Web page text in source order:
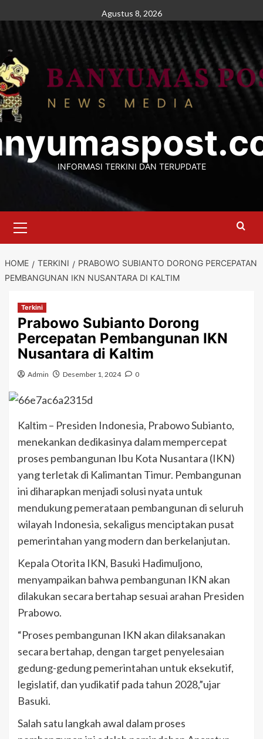
to
Agustus 8, 2026
INFORMASI TERKINI DAN TERUPDATE
Menu
HOME TERKINI
PRABOWO SUBIANTO DORONG PERCEPATAN
PEMBANGUNAN IKN NUSANTARA DI KALTIM
Terkini
Prabowo Subianto Dorong
Percepatan Pembangunan IKN
Nusantara di Kaltim
Admin Desember 1, 2024 0
Kaltim – Presiden Indonesia, Prabowo Subianto,
menekankan dedikasinya dalam mempercepat
proses pembangunan Ibu Kota Nusantara (IKN)
yang terletak di Kalimantan Timur. Pembangunan
ini diharapkan menjadi solusi nyata untuk
mendukung pemerataan pembangunan di seluruh
wilayah Indonesia, sekaligus menciptakan pusat
pemerintahan yang modern dan berkelanjutan.
Kepala Otorita IKN, Basuki Hadimuljono,
menyampaikan bahwa pembangunan IKN akan
dilakukan secara bertahap sesuai arahan Presiden
Prabowo.
“Proses pembangunan IKN akan dilaksanakan
secara bertahap, dengan target penyelesaian
gedung-gedung pemerintahan untuk eksekutif,
legislatif, dan yudikatif pada tahun 2028,”ujar
Basuki.
Salah satu langkah awal dalam proses